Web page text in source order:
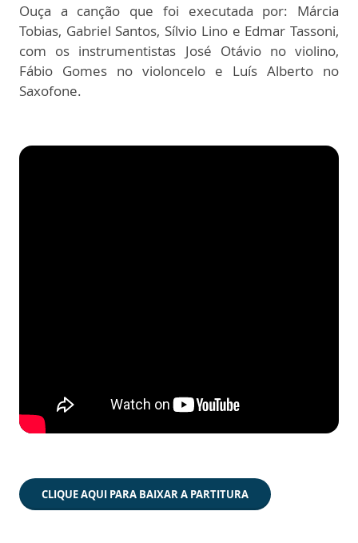
Ouça a canção que foi executada por: Márcia
Tobias, Gabriel Santos, Sílvio Lino e Edmar Tassoni,
com os instrumentistas José Otávio no violino,
Fábio Gomes no violoncelo e Luís Alberto no
Saxofone.
CLIQUE AQUI PARA BAIXAR A PARTITURA